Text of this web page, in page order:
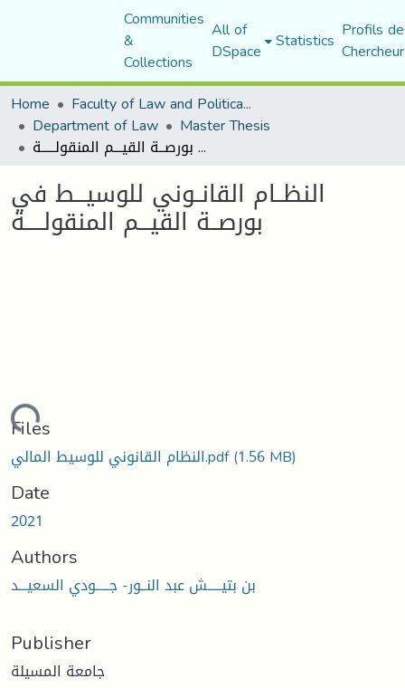
Communities
&
Collections
All of
DSpace Statistics Profils
Home
Faculty of Law and Political Science
Department of Law Master Thesis
النظــام القانــوني للوسيـــط في بورصــة القيـــم المنقولـــــة
النظــام القانــوني للوسيـــط في
بورصــة القيـــم المنقولـــــة
Files
النظام القانوني للوسيط المالي.pdf(1.56 MB)
Date
2021
Authors
بن بتيـــــش عبد النــور- جـــــودي السعيـــد
Publisher
جامعة المسيلة